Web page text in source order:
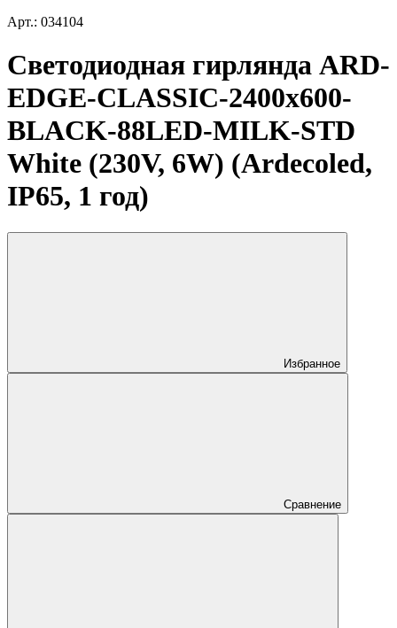
Арт.: 034104
Светодиодная гирлянда ARD-
EDGE-CLASSIC-2400x600-
BLACK-88LED-MILK-STD
White (230V, 6W) (Ardecoled,
IP65, 1 год)
Избранное
Сравнение